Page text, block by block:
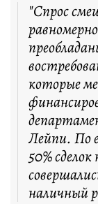
"Спрос
которые
Лейпи. По
50%
наличный